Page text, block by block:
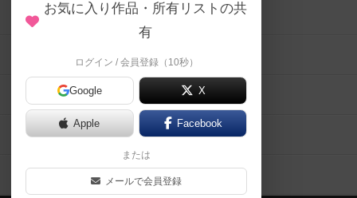
お気に入り作品・所有リストの共
有
ログイン / 会員登録（10秒）
Google X
Apple Facebook
または
メールで会員登録
メカニクス特集
掲示板・トピックス
ボドとも・会員一覧
ボードゲーム業界コラム
ボドゲーマご利用案内